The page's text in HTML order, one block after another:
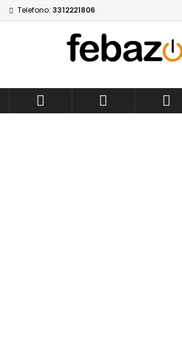
Telefono: 3312221806
  